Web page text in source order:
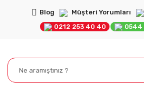
Blog Müşteri Yorumları
0212 253 40 40
0544